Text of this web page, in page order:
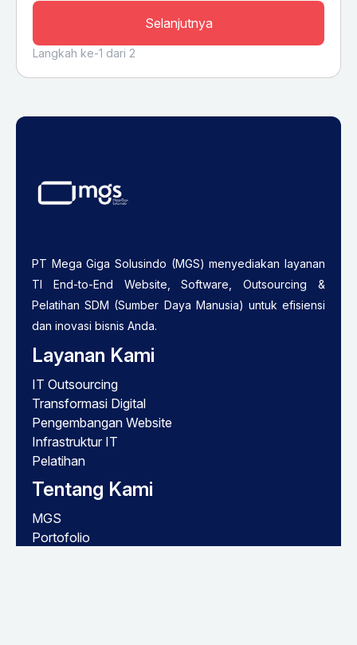
Selanjutnya
Langkah ke-1 dari 2
PT Mega Giga Solusindo (MGS) menyediakan layanan
TI End-to-End Website, Software, Outsourcing &
Pelatihan SDM (Sumber Daya Manusia) untuk efisiensi
dan inovasi bisnis Anda.
Layanan Kami
IT Outsourcing
Transformasi Digital
Pengembangan Website
Infrastruktur IT
Pelatihan
Tentang Kami
MGS
Portofolio